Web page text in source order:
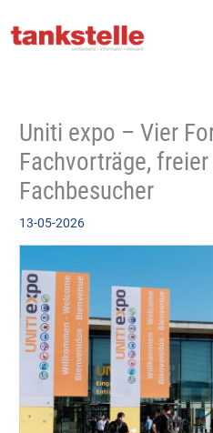
Inhalt
Uniti expo – Vier
Fachvorträge,
Fachbesucher
13-05-2026